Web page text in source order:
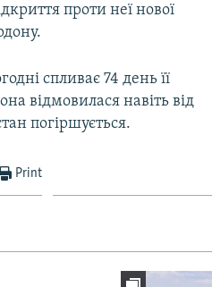
проти неї нової
спливає 74 день її
відмовилася навіть від
погіршується.
Print